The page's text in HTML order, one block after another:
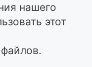
нашего
этот